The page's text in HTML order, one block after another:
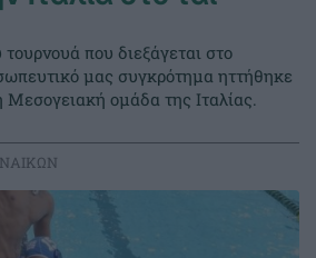
που διεξάγεται στο
μας συγκρότημα ηττήθηκε
Μεσογειακή ομάδα της Ιταλίας.